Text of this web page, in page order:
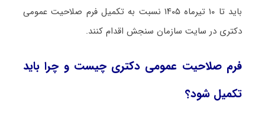
باید تا ۱۰ تیرماه ۱۴۰۵ نسبت به تکمیل فرم صلاحیت عمومی
دکتری در سایت سازمان سنجش اقدام کنند.
فرم صلاحیت عمومی دکتری چیست و چرا باید
تکمیل شود؟